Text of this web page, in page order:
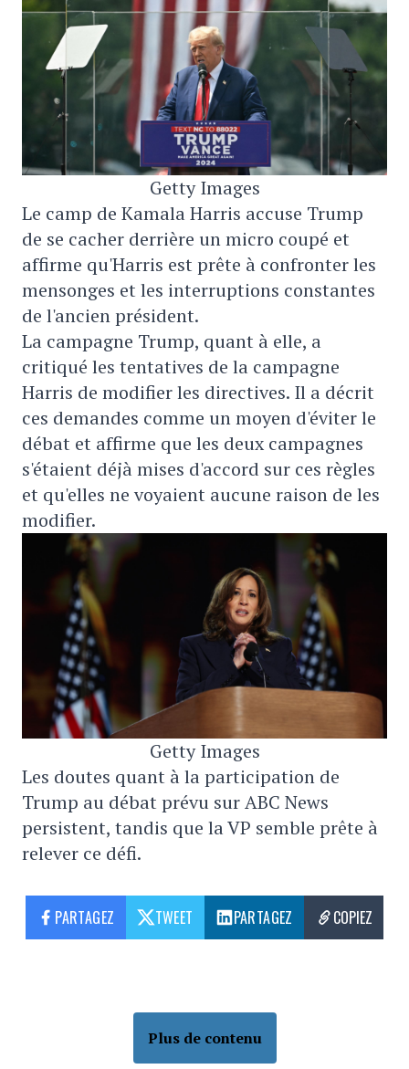
Getty Images
Le camp de Kamala Harris accuse Trump
de se cacher derrière un micro coupé et
affirme qu'Harris est prête à confronter les
mensonges et les interruptions constantes
de l'ancien président.
La campagne Trump, quant à elle, a
critiqué les tentatives de la campagne
Harris de modifier les directives. Il a décrit
ces demandes comme un moyen d'éviter le
débat et affirme que les deux campagnes
s'étaient déjà mises d'accord sur ces règles
et qu'elles ne voyaient aucune raison de les
modifier.
Getty Images
Les doutes quant à la participation de
Trump au débat prévu sur ABC News
persistent, tandis que la VP semble prête à
relever ce défi.
PARTAGEZ TWEET PARTAGEZ COPIEZ
Plus de contenu